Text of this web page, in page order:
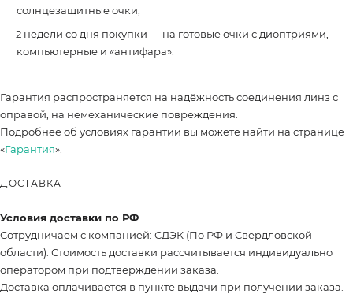
солнцезащитные очки;
2 недели со дня покупки — на готовые очки с диоптриями,
компьютерные и «антифара».
Гарантия распространяется на надёжность соединения линз с
оправой, на немеханические повреждения.
Подробнее об условиях гарантии вы можете найти на странице
«Гарантия».
ДОСТАВКА
Условия доставки по РФ
Сотрудничаем с компанией: СДЭК (По РФ и Свердловской
области). Стоимость доставки рассчитывается индивидуально
оператором при подтверждении заказа.
Доставка оплачивается в пункте выдачи при получении заказа.